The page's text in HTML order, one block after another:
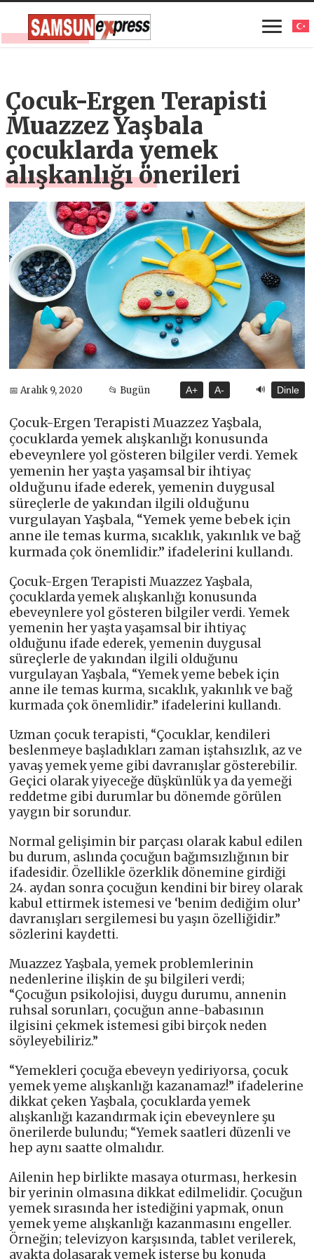
Çocuk-Ergen Terapisti
Muazzez Yaşbala
çocuklarda yemek
alışkanlığı önerileri
📅 Aralık 9, 2020 📂 Bugün A+ A- 🔊 Dinle
Çocuk-Ergen Terapisti Muazzez Yaşbala,
çocuklarda yemek alışkanlığı konusunda
ebeveynlere yol gösteren bilgiler verdi. Yemek
yemenin her yaşta yaşamsal bir ihtiyaç
olduğunu ifade ederek, yemenin duygusal
süreçlerle de yakından ilgili olduğunu
vurgulayan Yaşbala, “Yemek yeme bebek için
anne ile temas kurma, sıcaklık, yakınlık ve bağ
kurmada çok önemlidir.” ifadelerini kullandı.
Çocuk-Ergen Terapisti Muazzez Yaşbala,
çocuklarda yemek alışkanlığı konusunda
ebeveynlere yol gösteren bilgiler verdi. Yemek
yemenin her yaşta yaşamsal bir ihtiyaç
olduğunu ifade ederek, yemenin duygusal
süreçlerle de yakından ilgili olduğunu
vurgulayan Yaşbala, “Yemek yeme bebek için
anne ile temas kurma, sıcaklık, yakınlık ve bağ
kurmada çok önemlidir.” ifadelerini kullandı.
Uzman çocuk terapisti, “Çocuklar, kendileri
beslenmeye başladıkları zaman iştahsızlık, az ve
yavaş yemek yeme gibi davranışlar gösterebilir.
Geçici olarak yiyeceğe düşkünlük ya da yemeği
reddetme gibi durumlar bu dönemde görülen
yaygın bir sorundur.
Normal gelişimin bir parçası olarak kabul edilen
bu durum, aslında çocuğun bağımsızlığının bir
ifadesidir. Özellikle özerklik dönemine girdiği
24. aydan sonra çocuğun kendini bir birey olarak
kabul ettirmek istemesi ve ‘benim dediğim olur’
davranışları sergilemesi bu yaşın özelliğidir.”
sözlerini kaydetti.
Muazzez Yaşbala, yemek problemlerinin
nedenlerine ilişkin de şu bilgileri verdi;
“Çocuğun psikolojisi, duygu durumu, annenin
ruhsal sorunları, çocuğun anne-babasının
ilgisini çekmek istemesi gibi birçok neden
söyleyebiliriz.”
“Yemekleri çocuğa ebeveyn yediriyorsa, çocuk
yemek yeme alışkanlığı kazanamaz!” ifadelerine
dikkat çeken Yaşbala, çocuklarda yemek
alışkanlığı kazandırmak için ebeveynlere şu
önerilerde bulundu; “Yemek saatleri düzenli ve
hep aynı saatte olmalıdır.
Ailenin hep birlikte masaya oturması, herkesin
bir yerinin olmasına dikkat edilmelidir. Çocuğun
yemek sırasında her istediğini yapmak, onun
yemek yeme alışkanlığı kazanmasını engeller.
Örneğin; televizyon karşısında, tablet verilerek,
ayakta dolaşarak yemek isterse bu konuda